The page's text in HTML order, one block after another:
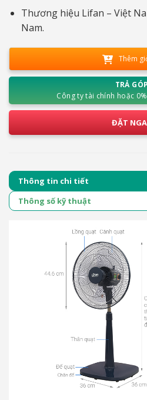
Thương hiệu Lifan – Việt
Nam.
Thêm
TRẢ GÓP
Công ty tài chính hoặc
ĐẶT
Thông tin chi tiết
Thông số kỹ thuật